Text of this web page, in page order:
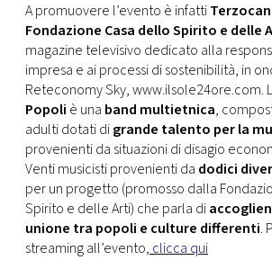
A promuovere l’evento è infatti
Fondazione Casa dello Spirito e delle
magazine televisivo dedicato alla
impresa e ai processi di sostenibilità, in
Reteconomy Sky, www.ilsole24ore.com.
Popoli è una band multietnica,
adulti dotati digrande talento per la
provenienti da situazioni di disagio
Venti musicisti provenienti da dodici
per un progetto (promosso dalla
Spirito e delle Arti) che parla di
unione tra popoli e culture differenti.
streaming all’evento, clicca qui